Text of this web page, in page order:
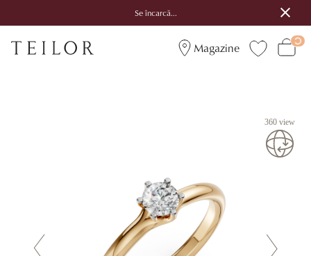
Se încarcă...
Magazine
360 view